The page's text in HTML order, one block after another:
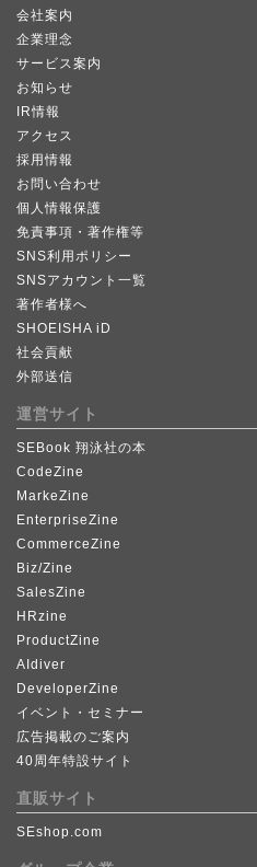
会社案内
企業理念
サービス案内
お知らせ
IR情報
アクセス
採用情報
お問い合わせ
個人情報保護
免責事項・著作権等
SNS利用ポリシー
SNSアカウント一覧
著作者様へ
SHOEISHA iD
社会貢献
外部送信
運営サイト
SEBook 翔泳社の本
CodeZine
MarkeZine
EnterpriseZine
CommerceZine
Biz/Zine
SalesZine
HRzine
ProductZine
AIdiver
DeveloperZine
イベント・セミナー
広告掲載のご案内
40周年特設サイト
直販サイト
SEshop.com